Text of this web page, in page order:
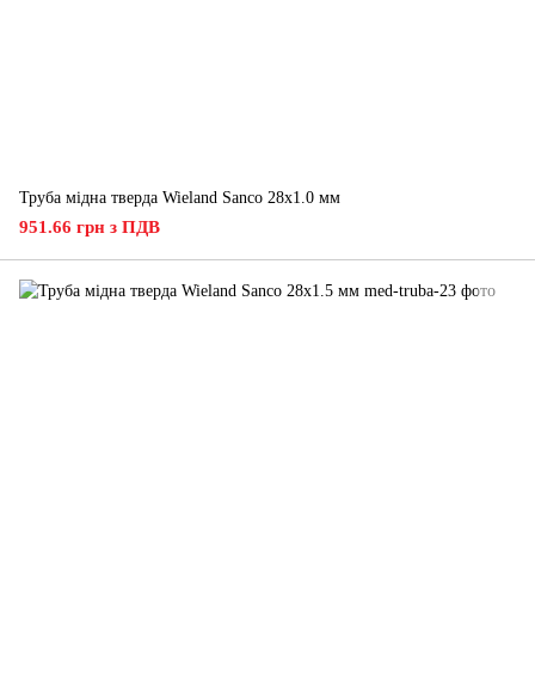
Труба мідна тверда Wieland Sanco 28х1.0 мм
951.66 грн з ПДВ